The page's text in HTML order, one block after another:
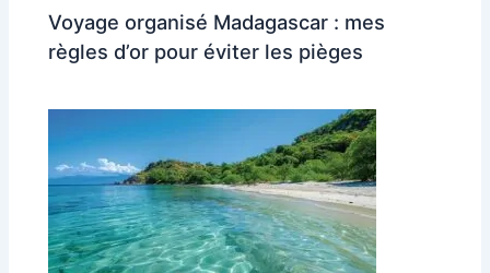
Voyage organisé Madagascar : mes
règles d’or pour éviter les pièges